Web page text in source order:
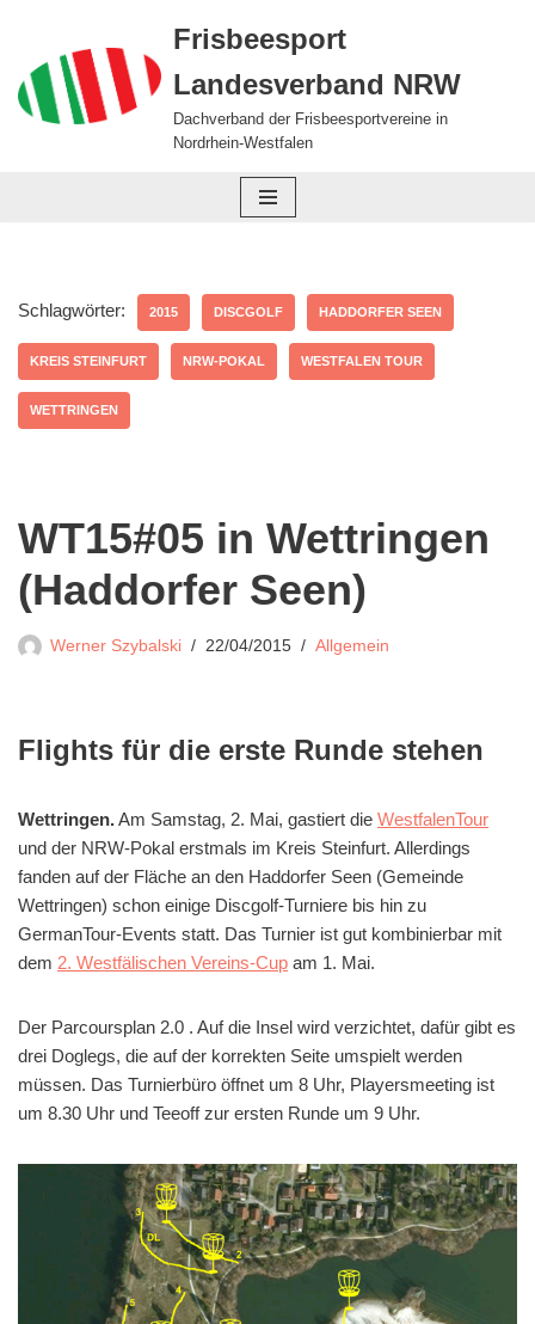
Zum
Inhalt
springen
Frisbeesport
Landesverband NRW
Dachverband der Frisbeesportvereine in
Nordrhein-Westfalen
Schlagwörter: 2015 DISCGOLF HADDORFER SEEN
KREIS STEINFURT NRW-POKAL WESTFALEN TOUR
WETTRINGEN
WT15#05 in Wettringen
(Haddorfer Seen)
Werner Szybalski 22/04/2015 Allgemein
Flights für die erste Runde stehen
Wettringen.Am Samstag, 2. Mai, gastiert die WestfalenTour
und der NRW-Pokal erstmals im Kreis Steinfurt. Allerdings
fanden auf der Fläche an den Haddorfer Seen (Gemeinde
Wettringen) schon einige Discgolf-Turniere bis hin zu
GermanTour-Events statt. Das Turnier ist gut kombinierbar mit
dem 2. Westfälischen Vereins-Cup am 1. Mai.
Der Parcoursplan 2.0 . Auf die Insel wird verzichtet, dafür gibt es
drei Doglegs, die auf der korrekten Seite umspielt werden
müssen. Das Turnierbüro öffnet um 8 Uhr, Playersmeeting ist
um 8.30 Uhr und Teeoff zur ersten Runde um 9 Uhr.